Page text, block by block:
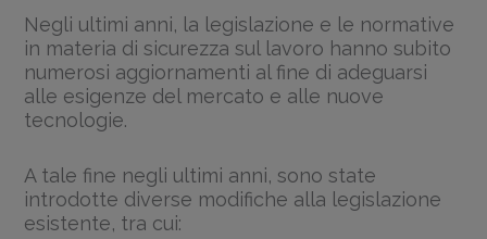
Negli ultimi anni, la legislazione e le normative
in materia di sicurezza sul lavoro hanno subito
numerosi aggiornamenti al fine di adeguarsi
alle esigenze del mercato e alle nuove
tecnologie.
A tale fine negli ultimi anni, sono state
introdotte diverse modifiche alla legislazione
esistente, tra cui: